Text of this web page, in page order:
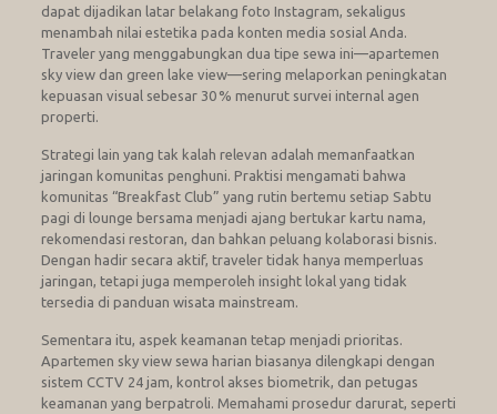
dapat dijadikan latar belakang foto Instagram, sekaligus
menambah nilai estetika pada konten media sosial Anda.
Traveler yang menggabungkan dua tipe sewa ini—apartemen
sky view dan green lake view—sering melaporkan peningkatan
kepuasan visual sebesar 30 % menurut survei internal agen
properti.
Strategi lain yang tak kalah relevan adalah memanfaatkan
jaringan komunitas penghuni. Praktisi mengamati bahwa
komunitas “Breakfast Club” yang rutin bertemu setiap Sabtu
pagi di lounge bersama menjadi ajang bertukar kartu nama,
rekomendasi restoran, dan bahkan peluang kolaborasi bisnis.
Dengan hadir secara aktif, traveler tidak hanya memperluas
jaringan, tetapi juga memperoleh insight lokal yang tidak
tersedia di panduan wisata mainstream.
Sementara itu, aspek keamanan tetap menjadi prioritas.
Apartemen sky view sewa harian biasanya dilengkapi dengan
sistem CCTV 24 jam, kontrol akses biometrik, dan petugas
keamanan yang berpatroli. Memahami prosedur darurat, seperti